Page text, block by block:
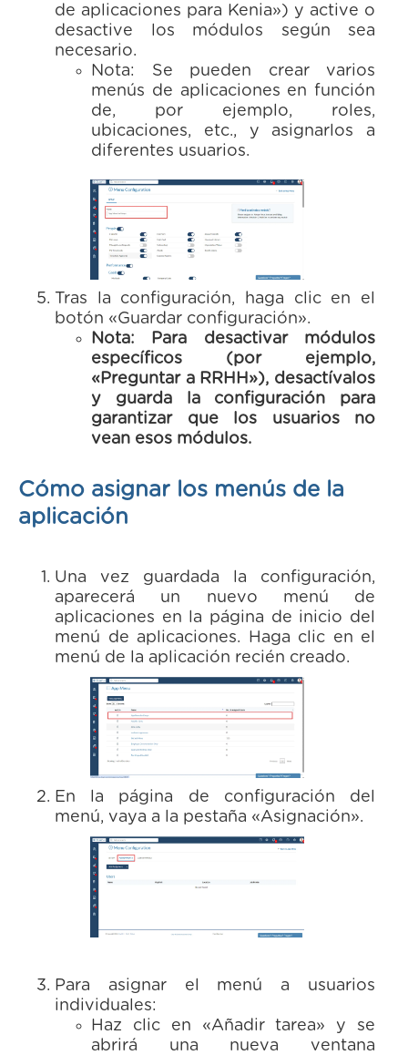
de aplicaciones para Kenia») y active o
desactive los módulos según sea
necesario.
Nota: Se pueden crear varios
menús de aplicaciones en función
de, por ejemplo, roles,
ubicaciones, etc., y asignarlos a
diferentes usuarios.
Tras la configuración, haga clic en el
botón «Guardar configuración».
Nota: Para desactivar módulos
específicos (por ejemplo,
«Preguntar a RRHH»), desactívalos
y guarda la configuración para
garantizar que los usuarios no
vean esos módulos.
Cómo asignar los menús de la
aplicación
Una vez guardada la configuración,
aparecerá un nuevo menú de
aplicaciones en la página de inicio del
menú de aplicaciones. Haga clic en el
menú de la aplicación recién creado.
En la página de configuración del
menú, vaya a la pestaña «Asignación».
Para asignar el menú a usuarios
individuales:
Haz clic en «Añadir tarea» y se
abrirá una nueva ventana